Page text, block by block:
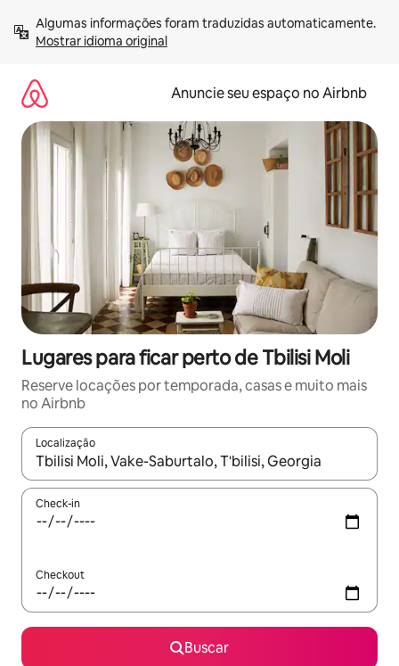
para
Mostrar idioma original
Anuncie seu espaço no Airbnb
Lugares para ficar perto de Tbilisi Moli
Reserve locações por temporada, casas e muito mais
no Airbnb
Localização
Quando os resultados estiverem disponíveis, explore-os
Check-in
Checkout
Buscar